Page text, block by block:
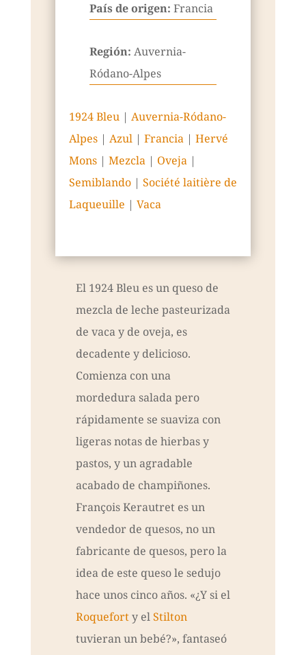
País de origen: Francia
Región: Auvernia-
Ródano-Alpes
1924 Bleu| Auvernia-Ródano-
Alpes| Azul| Francia| Hervé
Mons| Mezcla| Oveja|
Semiblando| Société laitière de
Laqueuille | Vaca
El 1924 Bleu es un queso de
mezcla de leche pasteurizada
de vaca y de oveja, es
decadente y delicioso.
Comienza con una
mordedura salada pero
rápidamente se suaviza con
ligeras notas de hierbas y
pastos, y un agradable
acabado de champiñones.
François Kerautret es un
vendedor de quesos, no un
fabricante de quesos, pero la
idea de este queso le sedujo
hace unos cinco años. «¿Y si el
Roqueforty elStilton
tuvieran un bebé?», fantaseó